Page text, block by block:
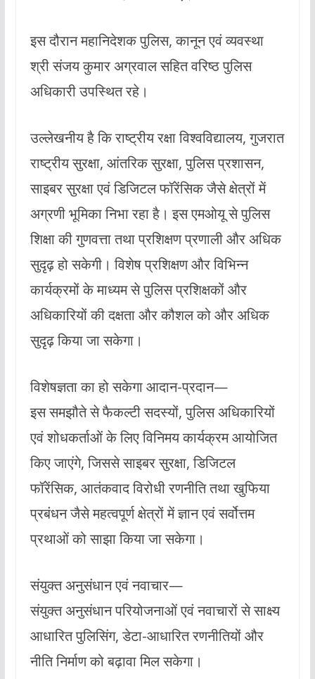
इस दौरान महानिदेशक पुलिस, कानून एवं व्यवस्था
श्री संजय कुमार अग्रवाल सहित वरिष्ठ पुलिस
अधिकारी उपस्थित रहे।
उल्लेखनीय है कि राष्ट्रीय रक्षा विश्वविद्यालय, गुजरात
राष्ट्रीय सुरक्षा, आंतरिक सुरक्षा, पुलिस प्रशासन,
साइबर सुरक्षा एवं डिजिटल फॉरेंसिक जैसे क्षेत्रों में
अग्रणी भूमिका निभा रहा है। इस एमओयू से पुलिस
शिक्षा की गुणवत्ता तथा प्रशिक्षण प्रणाली और अधिक
सुदृढ़ हो सकेगी। विशेष प्रशिक्षण और विभिन्न
कार्यक्रमों के माध्यम से पुलिस प्रशिक्षकों और
अधिकारियों की दक्षता और कौशल को और अधिक
सुदृढ़ किया जा सकेगा।
विशेषज्ञता का हो सकेगा आदान-प्रदान—
इस समझौते से फैकल्टी सदस्यों, पुलिस अधिकारियों
एवं शोधकर्ताओं के लिए विनिमय कार्यक्रम आयोजित
किए जाएंगे, जिससे साइबर सुरक्षा, डिजिटल
फॉरेंसिक, आतंकवाद विरोधी रणनीति तथा खुफिया
प्रबंधन जैसे महत्वपूर्ण क्षेत्रों में ज्ञान एवं सर्वोत्तम
प्रथाओं को साझा किया जा सकेगा।
संयुक्त अनुसंधान एवं नवाचार—
संयुक्त अनुसंधान परियोजनाओं एवं नवाचारों से साक्ष्य
आधारित पुलिसिंग, डेटा-आधारित रणनीतियों और
नीति निर्माण को बढ़ावा मिल सकेगा।